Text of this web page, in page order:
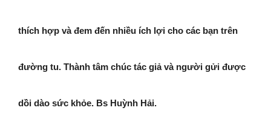
thích hợp và đem đến nhiều ích lợi cho các bạn trên
đường tu. Thành tâm chúc tác giả và người gửi được
dồi dào sức khỏe. Bs Huỳnh Hải.